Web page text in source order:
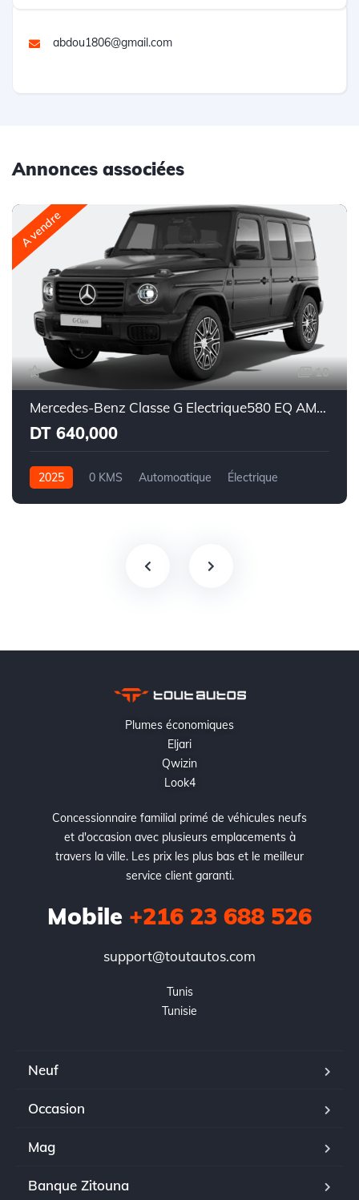
abdou1806@gmail.com
Annonces associées
A vendre
10
Mercedes-Benz Classe G Electrique580 EQ AMG Line Superior
DT 640,000
2025 0 KMS Automoatique
Électrique
Plumes économiques
Eljari
Qwizin
Look4
Concessionnaire familial primé de véhicules neufs
et d'occasion avec plusieurs emplacements à
travers la ville. Les prix les plus bas et le meilleur
service client garanti.
Mobile +216 23 688 526
support@toutautos.com
Tunis
Tunisie
Neuf
Occasion
Mag
Banque Zitouna